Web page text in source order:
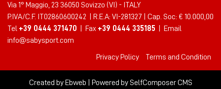
Via 1° Maggio, 23 36050 Sovizzo (VI) - ITALY
P.IVA/C.F. IT02860600242 | R.E.A: VI-281327 | Cap. Soc: € 10.000,00
Tel +39 0444 371470 | Fax +39 0444 335185 | Email
info@sabysport.com
Privacy Policy Terms and Condition
Created byEbweb | Powered by SelfComposer CMS